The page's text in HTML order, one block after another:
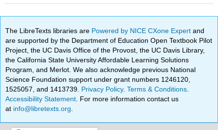
The LibreTexts libraries are Powered by NICE CXone Expertand
are supported by the Department of Education Open Textbook Pilot
Project, the UC Davis Office of the Provost, the UC Davis Library,
the California State University Affordable Learning Solutions
Program, and Merlot. We also acknowledge previous National
Science Foundation support under grant numbers 1246120,
1525057, and 1413739. Privacy Policy.Terms & Conditions
Accessibility Statement . For more information contact us
at info@libretexts.org